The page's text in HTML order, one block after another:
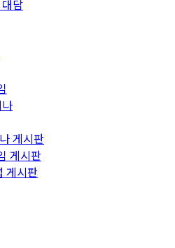
담
게시판
게시판
게시판